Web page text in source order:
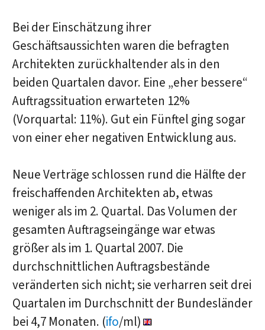
Bei der Einschätzung ihrer
Geschäftsaussichten waren die befragten
Architekten zurückhaltender als in den
beiden Quartalen davor. Eine „eher bessere“
Auftragssituation erwarteten 12%
(Vorquartal: 11%). Gut ein Fünftel ging sogar
von einer eher negativen Entwicklung aus.
Neue Verträge schlossen rund die Hälfte der
freischaffenden Architekten ab, etwas
weniger als im 2. Quartal. Das Volumen der
gesamten Auftragseingänge war etwas
größer als im 1. Quartal 2007. Die
durchschnittlichen Auftragsbestände
veränderten sich nicht; sie verharren seit drei
Quartalen im Durchschnitt der Bundesländer
bei 4,7 Monaten. (ifo/ml)